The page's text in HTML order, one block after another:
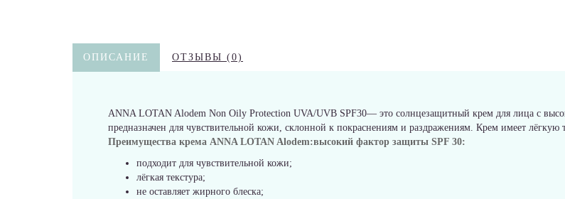
ОПИСАНИЕ ОТЗЫВЫ (0)
ANNA LOTAN Alodem Non Oily Protection UVA/UVB SPF30— это солнцезащитный крем для лица с
предназначен для чувствительной кожи, склонной к покраснениям и раздражениям. Крем имеет лёгкую
Преимущества крема ANNA LOTAN Alodem:высокий фактор защиты SPF 30:
подходит для чувствительной кожи;
лёгкая текстура;
не оставляет жирного блеска;